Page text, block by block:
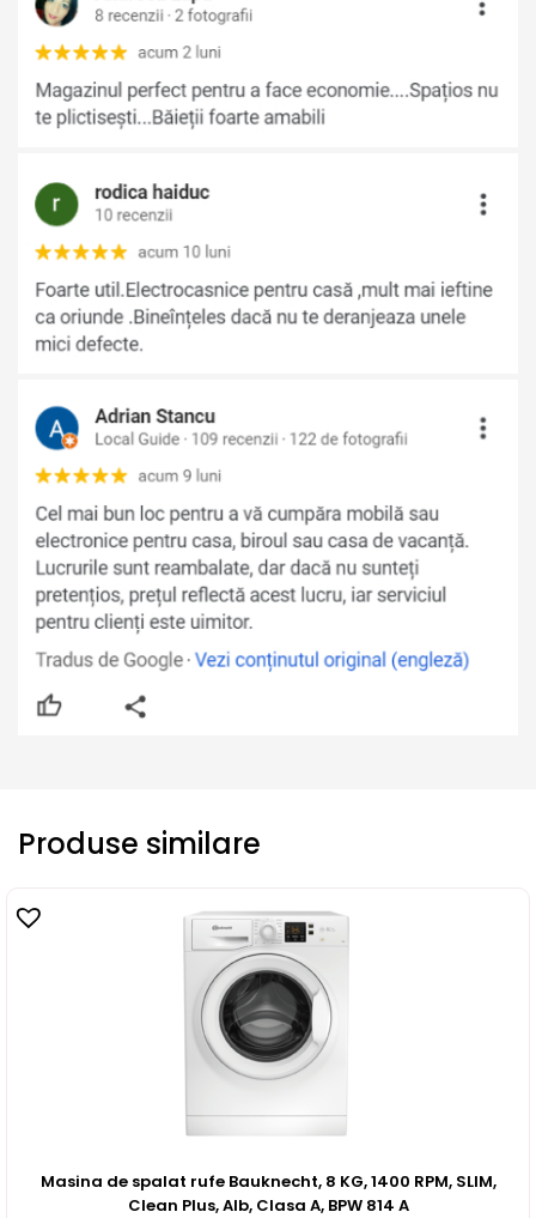
Produse similare
Masina de spalat rufe Bauknecht, 8 KG, 1400 RPM, SLIM,
Clean Plus, Alb, Clasa A, BPW 814 A